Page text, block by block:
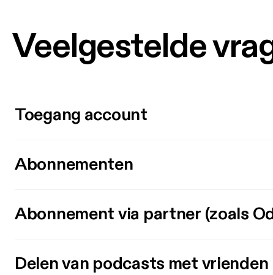
Veelgestelde
Toegang account
Abonnementen
Abonnement via partner (zoals
Delen van podcasts met vrienden